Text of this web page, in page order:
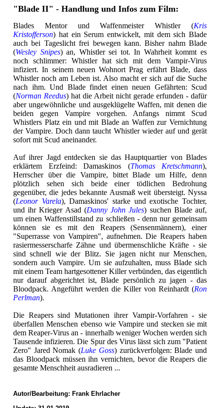
"Blade II" - Handlung und Infos zum Film:
Blades Mentor und Waffenmeister Whistler (Kris
Kristofferson) hat ein Serum entwickelt, mit dem sich Blade
auch bei Tageslicht frei bewegen kann. Bisher nahm Blade
(Wesley Snipes) an, Whistler sei tot. In Wahrheit kommt es
noch schlimmer: Whistler hat sich mit dem Vampir-Virus
infiziert. In seinem neuen Wohnort Prag erfährt Blade, dass
Whistler noch am Leben ist. Also macht er sich auf die Suche
nach ihm. Und Blade findet einen neuen Gefährten: Scud
(Norman Reedus) hat die Arbeit nicht gerade erfunden - dafür
aber ungewöhnliche und ausgeklügelte Waffen, mit denen die
beiden gegen Vampire vorgehen. Anfangs nimmt Scud
Whistlers Platz ein und mit Blade an Waffen zur Vernichtung
der Vampire. Doch dann taucht Whistler wieder auf und gerät
sofort mit Scud aneinander.
Auf ihrer Jagd entdecken sie das Hauptquartier von Blades
erklärtem Erzfeind: Damaskinos (Thomas Kretschmann),
Herrscher über die Vampire, bittet Blade um Hilfe, denn
plötzlich sehen sich beide einer tödlichen Bedrohung
gegenüber, die jedes bekannte Ausmaß weit übersteigt. Nyssa
(Leonor Varela), Damaskinos' starke und exotische Tochter,
und ihr Krieger Asad (Danny John Jules) suchen Blade auf,
um einen Waffenstillstand zu schließen - denn nur gemeinsam
können sie es mit den Reapers (Sensenmännern), einer
"Superrasse von Vampiren", aufnehmen. Die Reapers haben
rasiermesserscharfe Zähne und übermenschliche Kräfte - sie
sind schnell wie der Blitz. Sie jagen nicht nur Menschen,
sondern auch Vampire. Um sie aufzuhalten, muss Blade sich
mit einem Team hartgesottener Killer verbünden, das eigentlich
nur darauf abgerichtet ist, Blade persönlich zu jagen - das
Bloodpack. Angeführt werden die Killer von Reinhardt (Ron
Perlman).
Die Reapers sind Mutationen ihrer Vampir-Vorfahren - sie
überfallen Menschen ebenso wie Vampire und stecken sie mit
dem Reaper-Virus an - innerhalb weniger Wochen werden sich
Tausende infizieren. Die Spur des Virus lässt sich zum "Patient
Zero" Jared Nomak (Luke Goss) zurückverfolgen: Blade und
das Bloodpack müssen ihn vernichten, bevor die Reapers die
gesamte Menschheit ausradieren ...
Autor/Bearbeitung: Frank Ehrlacher